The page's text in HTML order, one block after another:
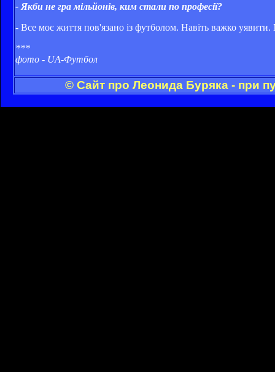
- Якби не гра мільйонів, ким стали по професії?
- Все моє життя пов'язано із футболом. Навіть важко
***
фото - UA-Футбол
© Сайт про Леонида Буряка - при